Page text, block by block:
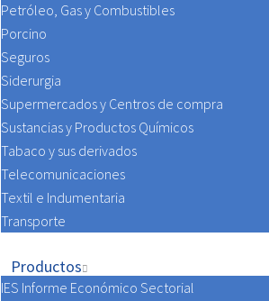
Petróleo, Gas y Combustibles
Porcino
Seguros
Siderurgia
Supermercados y Centros de compra
Sustancias y Productos Químicos
Tabaco y sus derivados
Telecomunicaciones
Textil e Indumentaria
Transporte
Productos
IES Informe Económico Sectorial